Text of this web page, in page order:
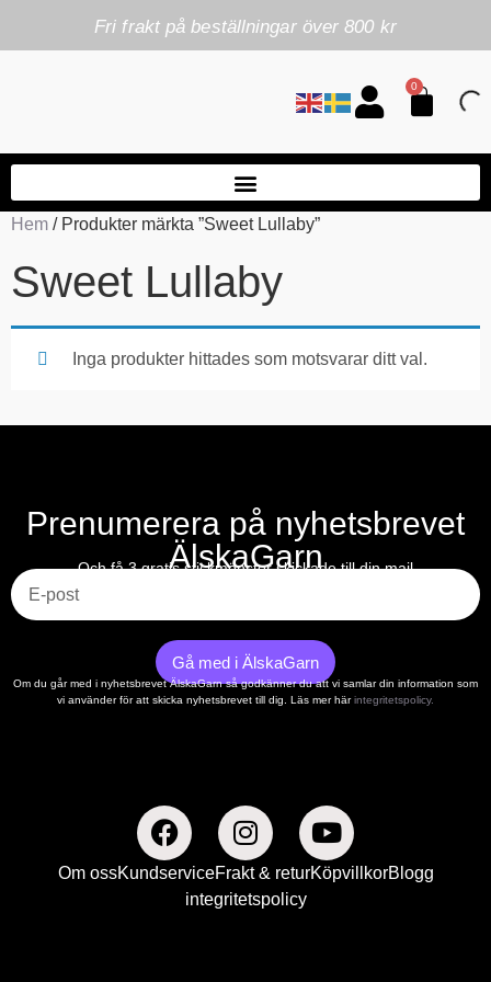
Fri frakt på beställningar över 800 kr
0
Hem / Produkter märkta ”Sweet Lullaby”
Sweet Lullaby
Inga produkter hittades som motsvarar ditt val.
Prenumerera på nyhetsbrevet
ÄlskaGarn
Och få 3 gratis stickmönster skickade till din mail
Gå med i ÄlskaGarn
Om du går med i nyhetsbrevet ÄlskaGarn så godkänner du att vi samlar din information som
vi använder för att skicka nyhetsbrevet till dig. Läs mer härintegritetspolicy.
Om ossKundserviceFrakt & returKöpvillkorBlogg
integritetspolicy